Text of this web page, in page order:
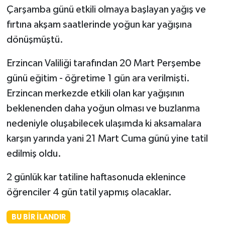
Çarşamba günü etkili olmaya başlayan yağış ve
fırtına akşam saatlerinde yoğun kar yağışına
dönüşmüştü.
Erzincan Valiliği tarafından 20 Mart Perşembe
günü eğitim - öğretime 1 gün ara verilmişti.
Erzincan merkezde etkili olan kar yağışının
beklenenden daha yoğun olması ve buzlanma
nedeniyle oluşabilecek ulaşımda ki aksamalara
karşın yarında yani 21 Mart Cuma günü yine tatil
edilmiş oldu.
2 günlük kar tatiline haftasonuda eklenince
öğrenciler 4 gün tatil yapmış olacaklar.
BU BIR İLANDIR